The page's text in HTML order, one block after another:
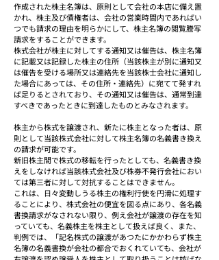
作成された株主名簿は、原則として会社の本店に備え置
かれ、株主及び債権者は、会社の営業時間内であればい
つでも請求の理由を明らかにして、株主名簿の閲覧謄写
請求をすることができます。
株式会社が株主に対してする通知又は催告は、株主名簿
に記載又は記録した株主の住所（当該株主が別に通知又
は催告を受ける場所又は連絡先を当該株士会社に通知し
た場合にあっては、その住所・連絡先）に宛てて発すれ
ば足りるとされており、その通知又は催告は、通常到達
すべきであったときに到達したものとみなされます。
株主から株式を譲渡され、新たに株主となった者は、原
則として当該株式会社に対して株主名簿の名義書き換え
の請求が可能です。
新旧株主間で株式の移転を行ったとしても、名義書き換
えをしなければ当該株式会社及び株券不発行会社におい
ては第三者に対して対抗することはできません。
これは、日々変動しうる株主の権利行使を円滑に処理す
ることにより、株式会社の便宜を図る点にあり、各名義
書換請求がなされない限り、例え会社が譲渡の存在を知
っていても、名義株主を株主として扱えば良く、また、
判例では、「記名株式の譲渡があつたにかかわらず株主
名簿の名義書換が会社の都合でおくれていても、会社が